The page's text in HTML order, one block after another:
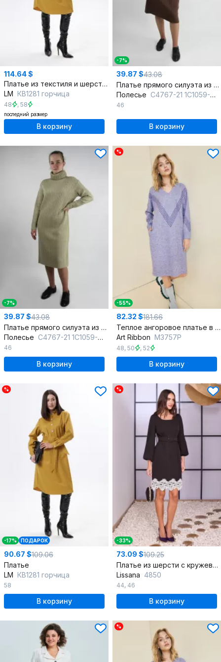
114.64 $
Платье из текстиля и шерсти с асимметричными воланами
LM КВ1281 горчица
48 , 58
последний размер
В корзину
-7%
39.87 $43.08
Платье прямого силуэта из вязки шерсть демисезон
Полесье С4767-21 1С1059-Д43 164 коньяк
46
В корзину
-7%
39.87 $43.08
Платье прямого силуэта из вязки шерсть демисезон
Полесье С4767-21 1С1059-Д43 164 льняной
46
В корзину
%
-55%
82.32 $181.66
Теплое ангоровое платье в пол, полуприлегающий силуэт
Art Ribbon M3757P
48, 50 , 52
В корзину
%
-17% ПОДАРОК
90.67 $109.06
Платье
LM КВ1281 горчица
58
В корзину
%
-33%
73.09 $109.25
Платье из шерсти с кружевным низом и съемным поясом
Lissana 4850
44, 46
В корзину
%